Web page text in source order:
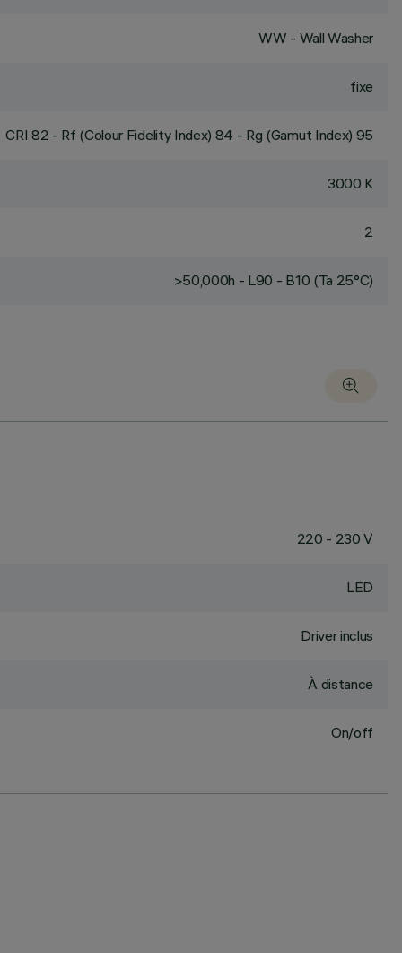
WW - Wall Washer
fixe
CRI 82 - Rf (Colour Fidelity Index) 84 - Rg (Gamut Index) 95
3000 K
2
>50,000h - L90 - B10 (Ta 25°C)
220 - 230 V
LED
Driver inclus
À distance
On/off